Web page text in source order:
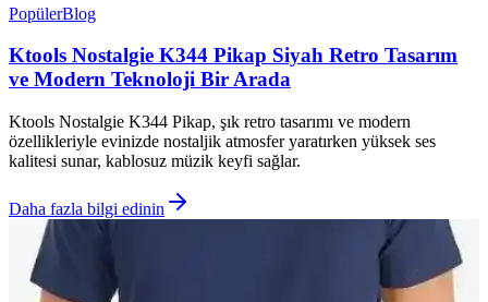
PopülerBlog
Ktools Nostalgie K344 Pikap Siyah Retro Tasarım
ve Modern Teknoloji Bir Arada
Ktools Nostalgie K344 Pikap, şık retro tasarımı ve modern
özellikleriyle evinizde nostaljik atmosfer yaratırken yüksek ses
kalitesi sunar, kablosuz müzik keyfi sağlar.
Daha fazla bilgi edinin